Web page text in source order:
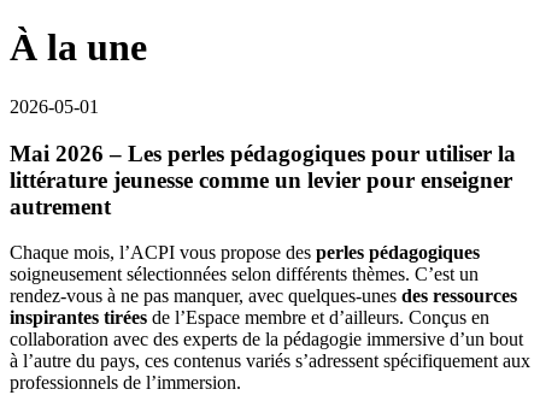
À la une
2026-05-01
Mai 2026 – Les perles pédagogiques pour utiliser la
littérature jeunesse comme un levier pour enseigner
autrement
Chaque mois, l’ACPI vous propose des perles pédagogiques
soigneusement sélectionnées selon différents thèmes. C’est un
rendez-vous à ne pas manquer, avec quelques-unes des ressources
inspirantes tirées de l’Espace membre et d’ailleurs. Conçus en
collaboration avec des experts de la pédagogie immersive d’un bout
à l’autre du pays, ces contenus variés s’adressent spécifiquement aux
professionnels de l’immersion.